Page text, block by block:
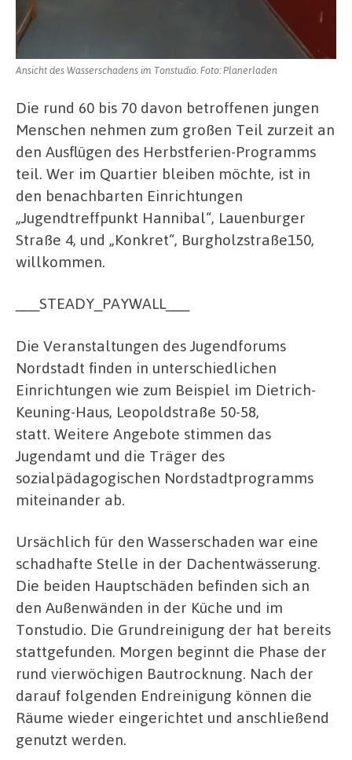
Ansicht des Wasserschadens im Tonstudio. Foto: Planerladen
Die rund 60 bis 70 davon betroffenen jungen
Menschen nehmen zum großen Teil zurzeit an
den Ausflügen des Herbstferien-Programms
teil. Wer im Quartier bleiben möchte, ist in
den benachbarten Einrichtungen
„Jugendtreffpunkt Hannibal“, Lauenburger
Straße 4, und „Konkret“, Burgholzstraße150,
willkommen.
___STEADY_PAYWALL___
Die Veranstaltungen des Jugendforums
Nordstadt finden in unterschiedlichen
Einrichtungen wie zum Beispiel im Dietrich-
Keuning-Haus, Leopoldstraße 50-58,
statt. Weitere Angebote stimmen das
Jugendamt und die Träger des
sozialpädagogischen Nordstadtprogramms
miteinander ab.
Ursächlich für den Wasserschaden war eine
schadhafte Stelle in der Dachentwässerung.
Die beiden Hauptschäden befinden sich an
den Außenwänden in der Küche und im
Tonstudio. Die Grundreinigung der hat bereits
stattgefunden. Morgen beginnt die Phase der
rund vierwöchigen Bautrocknung. Nach der
darauf folgenden Endreinigung können die
Räume wieder eingerichtet und anschließend
genutzt werden.